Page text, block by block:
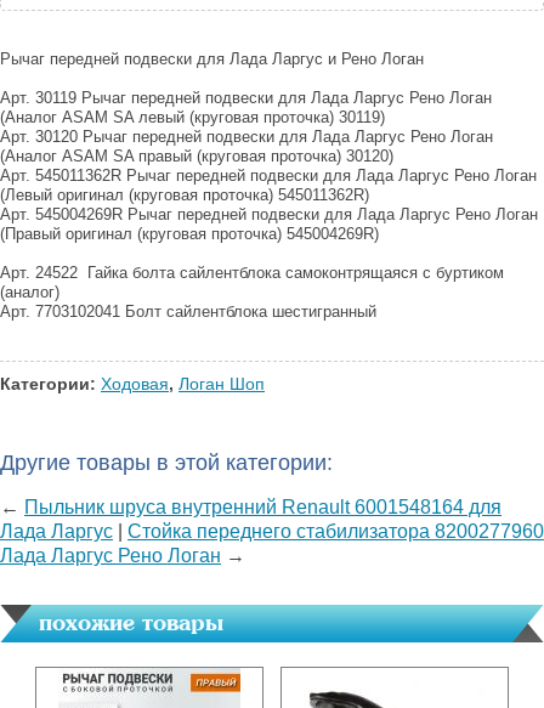
Рычаг передней подвески для Лада Ларгус и Рено Логан
Арт. 30119 Рычаг передней подвески для Лада Ларгус Рено Логан
(Aналог ASAM SA левый (круговая проточка) 30119)
Арт. 30120 Рычаг передней подвески для Лада Ларгус Рено Логан
(Аналог ASAM SA правый (круговая проточка) 30120)
Арт. 545011362R Рычаг передней подвески для Лада Ларгус Рено Логан
(Левый оригинал (круговая проточка) 545011362R)
Арт. 545004269R Рычаг передней подвески для Лада Ларгус Рено Логан
(Правый оригинал (круговая проточка) 545004269R)
Арт. 24522 Гайка болта сайлентблока самоконтрящаяся с буртиком
(аналог)
Арт. 7703102041 Болт сайлентблока шестигранный
Категории: Ходовая, Логан Шоп
Другие товары в этой категории:
← Пыльник шруса внутренний Renault 6001548164 для
Лада Ларгус
Стойка переднего стабилизатора 8200277960
Лада Ларгус Рено Логан →
похожие товары